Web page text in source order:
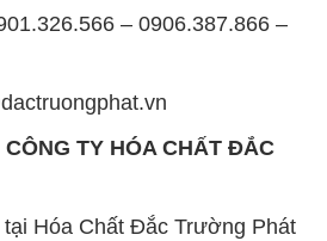
– 0906.387.866 –
TY HÓA CHẤT ĐẮC
tại Hóa Chất Đắc Trường Phát